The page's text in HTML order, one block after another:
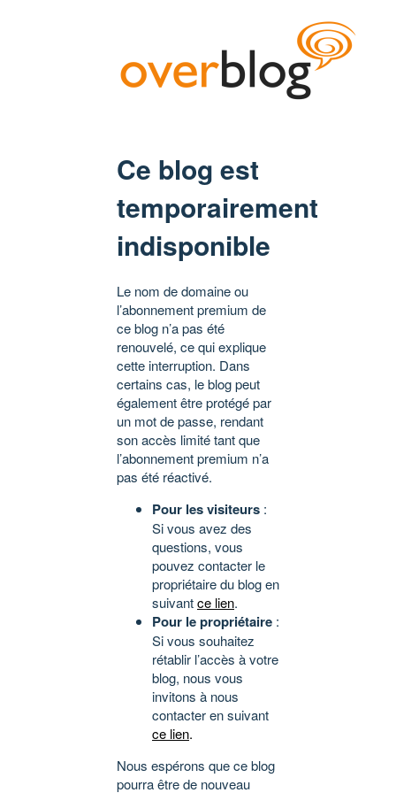
Ce blog est
temporairement
indisponible
Le nom de domaine ou
l’abonnement premium de
ce blog n’a pas été
renouvelé, ce qui explique
cette interruption. Dans
certains cas, le blog peut
également être protégé par
un mot de passe, rendant
son accès limité tant que
l’abonnement premium n’a
pas été réactivé.
Pour les visiteurs :
Si vous avez des
questions, vous
pouvez contacter le
propriétaire du blog en
suivantce lien.
Pour le propriétaire :
Si vous souhaitez
rétablir l’accès à votre
blog, nous vous
invitons à nous
contacter en suivant
ce lien.
Nous espérons que ce blog
pourra être de nouveau